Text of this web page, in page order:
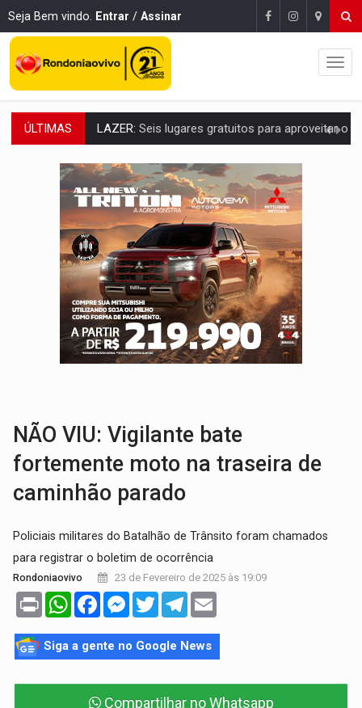
Seja Bem vindo. Entrar / Assinar
ÚLTIMAS VÍDEO:FTICCO e Força Tática prendem membro do CV com arma e drogas
INCLUSÃO:Prefeitura fortalece parceria com a APAE para ampliar ações
DEFESA:Exército testa inovações no combate a drones durante
TEMAS SOCIOAMBIENTAIS:Em Itapuã do Oeste, CINEMAZÔNIA leva cinema
PREVISÃO:Interior de Rondônia terá sábado (8) de calor intenso
INFRAESTRUTURA:Após quase 30 anos de espera, asfalto chega ao
A ILHA:Coreografia de Rondônia estreia na programação do Festival de
TRÁGICO:Pai do 'Xandy Motocross' morre em
NÃO VIU: Vigilante bate
fortemente moto na traseira de
caminhão parado
Policiais militares do Batalhão de Trânsito foram chamados
para registrar o boletim de ocorrência
Rondoniaovivo 23 de Fevereiro de 2025 às 19:09
Print WhatsAppFacebookMessenger
TwitterTelegram
Siga a gente no Google News
Compartilhar no Whatsapp